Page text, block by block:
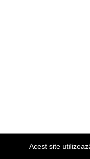
Acest site